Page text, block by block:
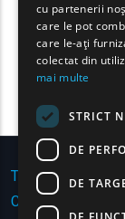
Termeni de
Contact
cu partenerii
care le pot
care le-ați
colectat din
mai multe
STRICT
DE
DE